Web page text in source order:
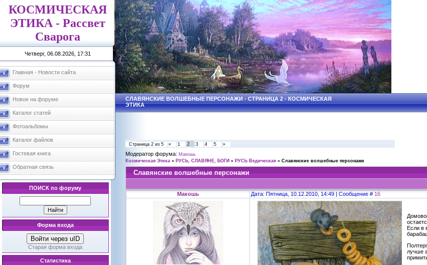
КОСМИЧЕСКАЯ
ЭТИКА - Рассвет
Сварога
Четверг, 06.08.2026, 17:31
Главная - Новости сайта
Форум
Новое на форуме
Каталог статей
Фотоальбомы
Каталог файлов
Гостевая книга
Обратная связь
ПОИСК по форуму
Форма входа
Войти через uID
Старая форма входа
Статистика
СЛАВЯНСКИЕ ВОЛШЕБНЫЕ ПЕРСОНАЖИ - СТРАНИЦА 2 - КОСМИЧЕСКАЯ
ЭТИКА
Страница 2 из 5 « 1 2 3 4 5 »
Модератор форума: Макошь
Космическая Этика » РУСЬ, СЛАВЯНЕ, БОГИ » РУСЬ Ведическая » Славянские волшебные персонажи
Славянские волшебные персонажи
Макошь Дата: Пятница, 10.12.2010, 14:49 | Сообщение # 16
Если в
лучше